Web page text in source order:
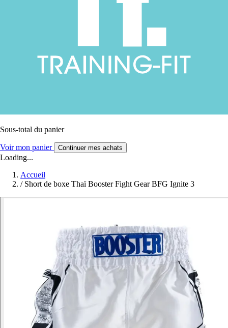
Sous-total du panier
Voir mon panier Continuer mes achats
Loading...
Accueil
/ Short de boxe Thaï Booster Fight Gear BFG Ignite 3